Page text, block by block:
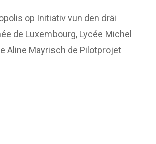
op Initiativ vun den dräi
de Luxembourg, Lycée Michel
Aline Mayrisch de Pilotprojet